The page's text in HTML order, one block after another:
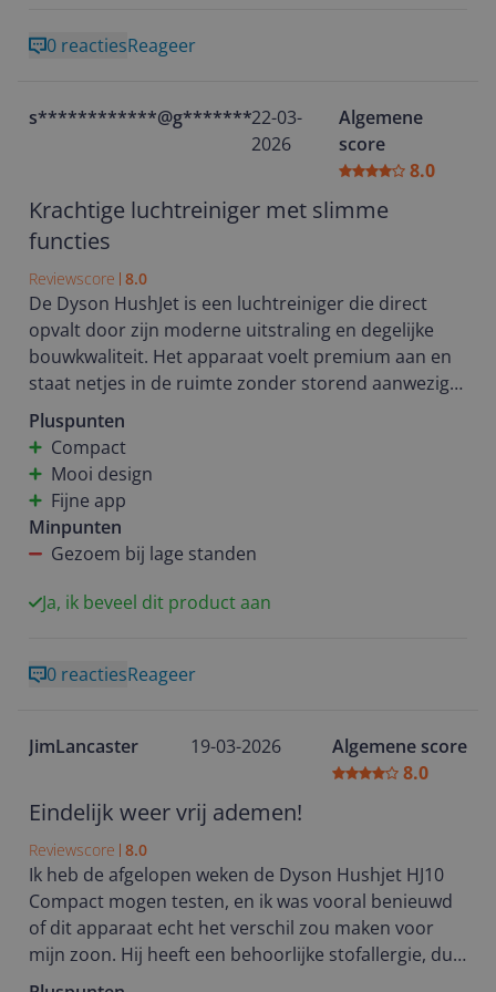
achtergrond.
binnenklimaat.
0 reactiesReageer
s************@g********22-03-
2026
Algemene
score
8.0
Krachtige luchtreiniger met slimme
functies
Reviewscore 8.0
De Dyson HushJet is een luchtreiniger die direct
opvalt door zijn moderne uitstraling en degelijke
bouwkwaliteit. Het apparaat voelt premium aan en
staat netjes in de ruimte zonder storend aanwezig
te zijn. In gebruik merk je dat hij krachtig is: de
luchtkwaliteit verbetert snel, vooral na koken of
wanneer de ruimte wat benauwd aanvoelt.
Wat ik zelf erg prettig vind, is de app. Hiermee kun je
eenvoudig instellingen aanpassen en de
luchtkwaliteit volgen. Dit maakt het gebruik een stuk
comfortabeler en overzichtelijker.
Op lagere standen hoor ik een licht elektronisch
’s nachts kan het hinderlijk zijn. Al met al een sterke
luchtreiniger met veel gebruiksgemak, maar met
een klein aandachtspunt qua geluid.
Pluspunten
Compact
Mooi design
Fijne app
Minpunten
Gezoem bij lage standen
Ja, ik beveel dit product aan
0 reactiesReageer
JimLancaster 19-03-2026
Algemene score
8.0
Eindelijk weer vrij ademen!
Reviewscore 8.0
Ik heb de afgelopen weken de Dyson Hushjet HJ10
Compact mogen testen, en ik was vooral benieuwd
of dit apparaat echt het verschil zou maken voor
mijn zoon. Hij heeft een behoorlijke stofallergie, dus
voor mij was het cruciaal om te zien of de